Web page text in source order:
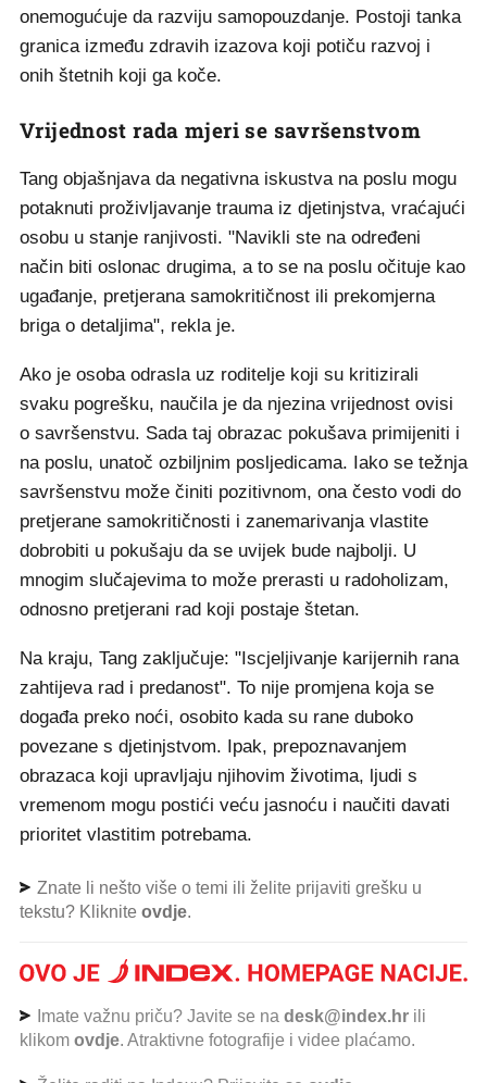
onemogućuje da razviju samopouzdanje. Postoji tanka
granica između zdravih izazova koji potiču razvoj i
onih štetnih koji ga koče.
Vrijednost rada mjeri se savršenstvom
Tang objašnjava da negativna iskustva na poslu mogu
potaknuti proživljavanje trauma iz djetinjstva, vraćajući
osobu u stanje ranjivosti. "Navikli ste na određeni
način biti oslonac drugima, a to se na poslu očituje kao
ugađanje, pretjerana samokritičnost ili prekomjerna
briga o detaljima", rekla je.
Ako je osoba odrasla uz roditelje koji su kritizirali
svaku pogrešku, naučila je da njezina vrijednost ovisi
o savršenstvu. Sada taj obrazac pokušava primijeniti i
na poslu, unatoč ozbiljnim posljedicama. Iako se težnja
savršenstvu može činiti pozitivnom, ona često vodi do
pretjerane samokritičnosti i zanemarivanja vlastite
dobrobiti u pokušaju da se uvijek bude najbolji. U
mnogim slučajevima to može prerasti u radoholizam,
odnosno pretjerani rad koji postaje štetan.
Na kraju, Tang zaključuje: "Iscjeljivanje karijernih rana
zahtijeva rad i predanost". To nije promjena koja se
događa preko noći, osobito kada su rane duboko
povezane s djetinjstvom. Ipak, prepoznavanjem
obrazaca koji upravljaju njihovim životima, ljudi s
vremenom mogu postići veću jasnoću i naučiti davati
prioritet vlastitim potrebama.
Znate li nešto više o temi ili želite prijaviti grešku u
tekstu? Kliknite ovdje.
Imate važnu priču? Javite se na desk@index.hr ili
klikom ovdje. Atraktivne fotografije i videe plaćamo.